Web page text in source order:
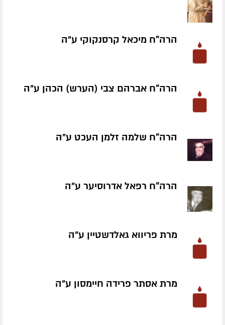
הרה"ח מיכאל קרסנקוקי ע״ה
הרה"ח אברהם צבי (הערש) הכהן ע״ה
הרה"ח שלמה זלמן העכט ע״ה
הרה"ח רפאל אדרוסיער ע״ה
מרת פריווא גאלדשטיין ע״ה
מרת אסתר פרידה חיימסון ע״ה